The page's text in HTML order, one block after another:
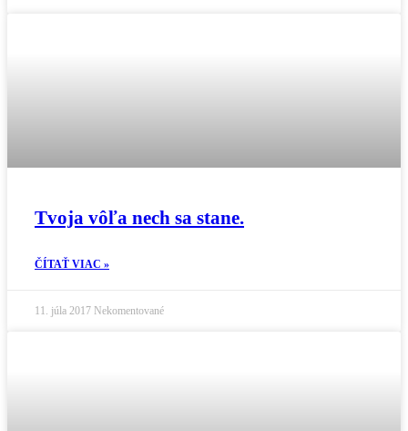
Tvoja vôľa nech sa stane.
ČÍTAŤ VIAC »
11. júla 2017 Nekomentované